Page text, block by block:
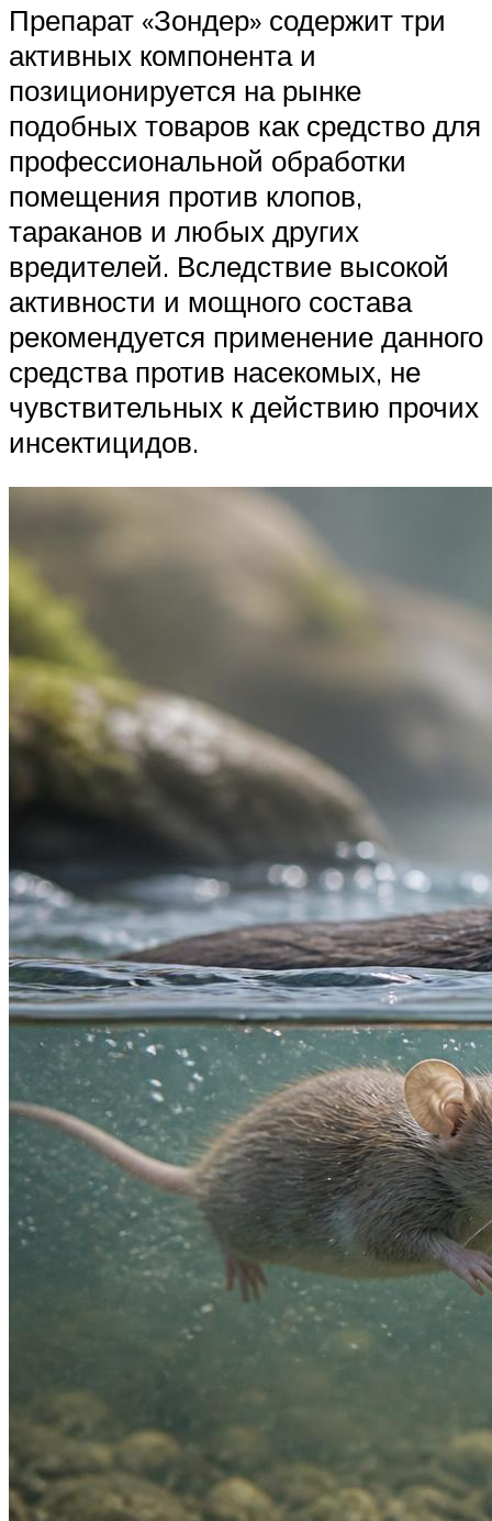
Препарат «Зондер» содержит три
активных компонента и
позиционируется на рынке
подобных товаров как средство для
профессиональной обработки
помещения против клопов,
тараканов и любых других
вредителей. Вследствие высокой
активности и мощного состава
рекомендуется применение данного
средства против насекомых, не
чувствительных к действию прочих
инсектицидов.